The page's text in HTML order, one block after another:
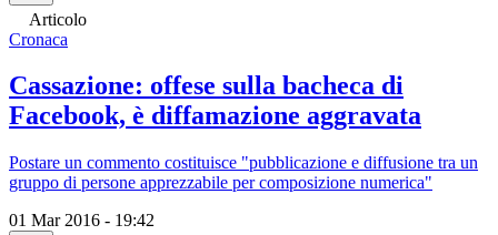
Articolo
Cronaca
Cassazione: offese sulla bacheca di
Facebook, è diffamazione aggravata
Postare un commento costituisce "pubblicazione e diffusione tra un
gruppo di persone apprezzabile per composizione numerica"
01 Mar 2016 - 19:42